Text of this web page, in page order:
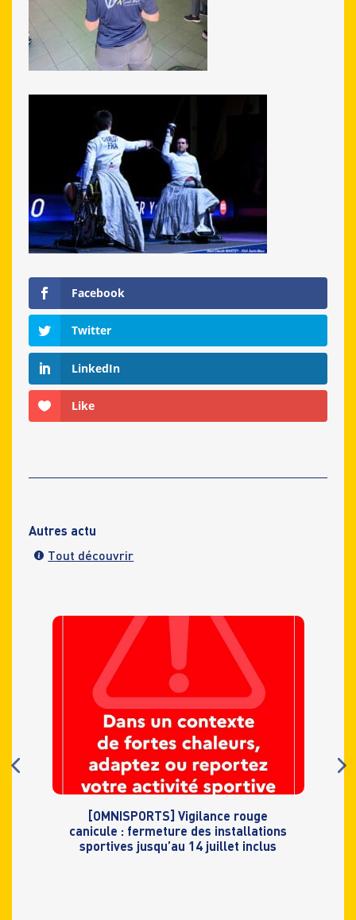
Facebook
Twitter
LinkedIn
Like
Autres actu
Tout découvrir
[OMNISPORTS] Vigilance rouge
canicule : fermeture des installations
sportives jusqu’au 14 juillet inclus